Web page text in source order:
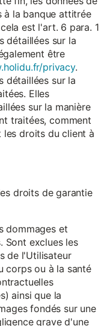
à la banque attitrée
est l'art. 6 para. 1
détaillées sur la
être
privacy.
détaillées sur la
Elles
sur la manière
traitées, comment
les droits du client à
droits de garantie
dommages et
Sont exclues les
de l'Utilisateur
corps ou à la santé
ainsi que la
fondés sur une
grave d'une